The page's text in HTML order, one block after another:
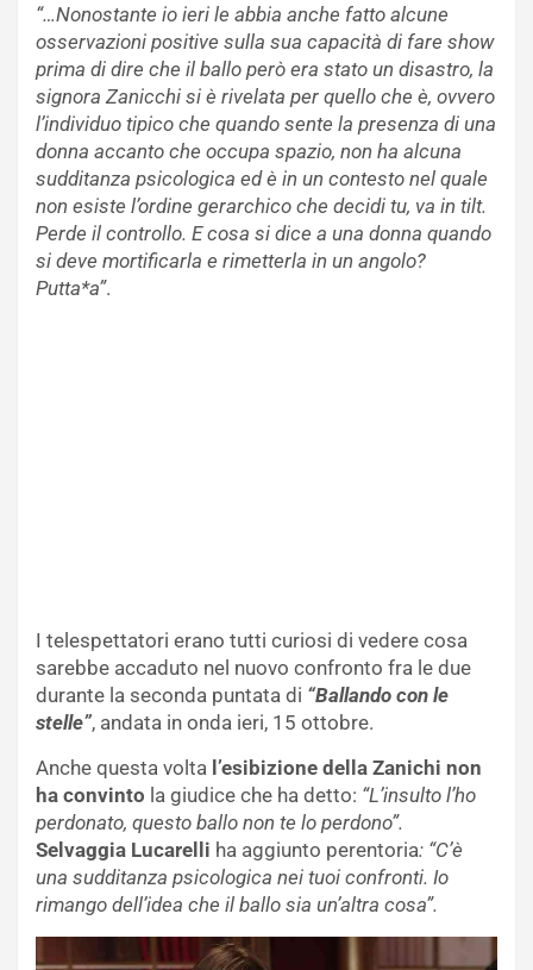
“…Nonostante io ieri le abbia anche fatto alcune
osservazioni positive sulla sua capacità di fare show
prima di dire che il ballo però era stato un disastro, la
signora Zanicchi si è rivelata per quello che è, ovvero
l’individuo tipico che quando sente la presenza di una
donna accanto che occupa spazio, non ha alcuna
sudditanza psicologica ed è in un contesto nel quale
non esiste l’ordine gerarchico che decidi tu, va in tilt.
Perde il controllo. E cosa si dice a una donna quando
si deve mortificarla e rimetterla in un angolo?
Putta*a”.
I telespettatori erano tutti curiosi di vedere cosa
sarebbe accaduto nel nuovo confronto fra le due
durante la seconda puntata di “Ballando con le
stelle”, andata in onda ieri, 15 ottobre.
Anche questa volta l’esibizione della Zanichi non
ha convinto la giudice che ha detto: “L’insulto l’ho
perdonato, questo ballo non te lo perdono”.
Selvaggia Lucarelli ha aggiunto perentoria: “C’è
una sudditanza psicologica nei tuoi confronti. Io
rimango dell’idea che il ballo sia un’altra cosa”.